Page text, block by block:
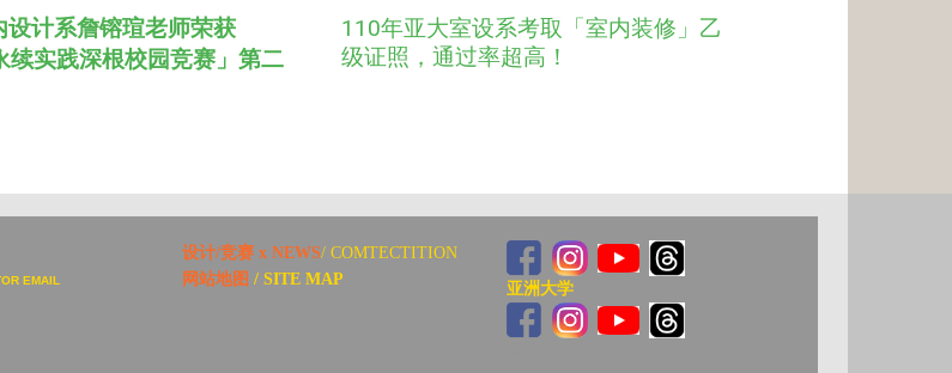
设计系詹镕瑄老师荣获
续实践深根校园竞赛」第二
110年亚大室设系考取「室内装修」乙
级证照，通过率超高！
EMAIL
设计/竞赛 x NEWS/ COMTECTITION
网站地图 / SITE MAP
亚洲大学